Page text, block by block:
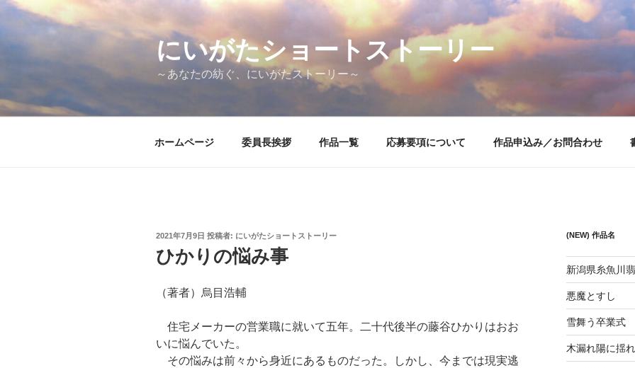
コ
テ
ス
にいがたショートストーリー
～あなたの紡ぐ、にいがたストーリー～
ホームページ 委員長挨拶 作品一覧 応募要項について 作品申込み／お問合わせ
投
日:
2021年7月9日 投稿者: にいがたショートストーリー
ひかりの悩み事
（著者）烏目浩輔
住宅メーカーの営業職に就いて五年。二十代後半の藤谷ひかりはおお
いに悩んでいた。
その悩みは前々から身近にあるものだった。しかし、今までは現実逃
(NEW) 作品名
新潟県糸魚川
悪魔とすし
雪舞う卒業式
木漏れ陽に揺